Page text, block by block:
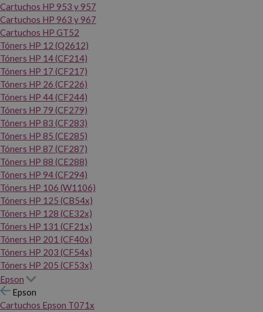
Cartuchos HP 953 y 957
Cartuchos HP 963 y 967
Cartuchos HP GT52
Tóners HP 12 (Q2612)
Tóners HP 14 (CF214)
Tóners HP 17 (CF217)
Tóners HP 26 (CF226)
Tóners HP 44 (CF244)
Tóners HP 79 (CF279)
Tóners HP 83 (CF283)
Tóners HP 85 (CE285)
Tóners HP 87 (CF287)
Tóners HP 88 (CE288)
Tóners HP 94 (CF294)
Tóners HP 106 (W1106)
Tóners HP 125 (CB54x)
Tóners HP 128 (CE32x)
Tóners HP 131 (CF21x)
Tóners HP 201 (CF40x)
Tóners HP 203 (CF54x)
Tóners HP 205 (CF53x)
Epson
Epson
Cartuchos Epson T071x